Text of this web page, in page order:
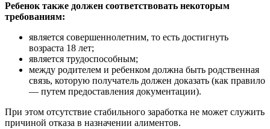
Ребенок также должен соответствовать некоторым
требованиям:
является совершеннолетним, то есть достигнуть
возраста 18 лет;
является трудоспособным;
между родителем и ребенком должна быть родственная
связь, которую получатель должен доказать (как правило
— путем предоставления документации).
При этом отсутствие стабильного заработка не может служить
причиной отказа в назначении алиментов.